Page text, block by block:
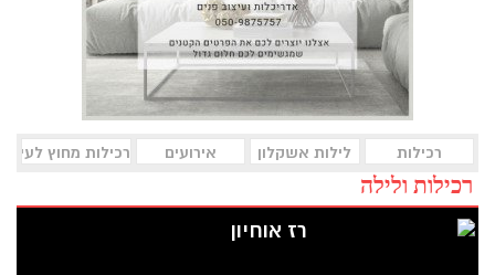
רכילות לילות אשקלון אירועים רכילות מחוץ לעיר
רכילות ולילה
רז אוחיון